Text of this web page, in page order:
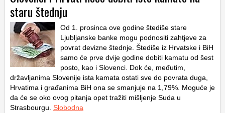
staru štednju
Od 1. prosinca ove godine štediše stare
Ljubljanske banke mogu podnositi zahtjeve za
povrat devizne štednje. Štediše iz Hrvatske i BiH
samo će prve dvije godine dobiti kamatu od šest
posto, kao i Slovenci. Dok će, međutim,
državljanima Slovenije ista kamata ostati sve do povrata duga,
Hrvatima i građanima BiH ona se smanjuje na 1,79%. Moguće je
da će se oko ovog pitanja opet tražiti mišljenje Suda u
Strasbourgu. Slobodna